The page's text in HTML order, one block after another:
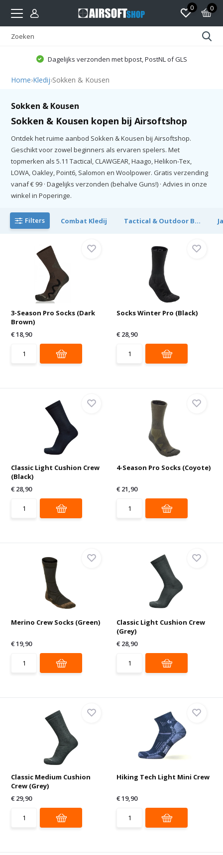
0 0
Dagelijks verzonden met bpost, PostNL of GLS
Home›Kledij›Sokken & Kousen
Sokken & Kousen
Sokken & Kousen kopen bij Airsoftshop
Ontdek het ruime aanbod Sokken & Kousen bij Airsoftshop.
Geschikt voor zowel beginners als ervaren spelers. Met
topmerken als 5.11 Tactical, CLAWGEAR, Haago, Helikon-Tex,
LOWA, Oakley, Point6, Salomon en Woolpower. Gratis verzending
vanaf € 99 · Dagelijks verzonden (behalve Guns!) · Advies in onze
winkel in Poperinge.
Filters Combat Kledij Tactical & Outdoor B...
3-Season Pro Socks (Dark
Brown)
€ 18,90
Socks Winter Pro (Black)
€ 28,90
Classic Light Cushion Crew
(Black)
€ 28,90
4-Season Pro Socks (Coyote)
€ 21,90
Merino Crew Socks (Green)
€ 19,90
Classic Light Cushion Crew
(Grey)
€ 28,90
Classic Medium Cushion
Crew (Grey)
€ 29,90
Hiking Tech Light Mini Crew
€ 19,90